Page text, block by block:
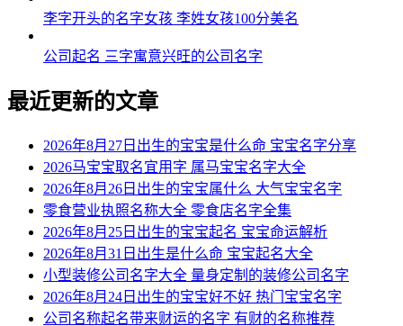
李字开头的名字女孩 李姓女孩100分美名
公司起名 三字寓意兴旺的公司名字
最近更新的文章
2026年8月27日出生的宝宝是什么命 宝宝名字分享
2026马宝宝取名宜用字 属马宝宝名字大全
2026年8月26日出生的宝宝属什么 大气宝宝名字
零食营业执照名称大全 零食店名字全集
2026年8月25日出生的宝宝起名 宝宝命运解析
2026年8月31日出生是什么命 宝宝起名大全
小型装修公司名字大全 量身定制的装修公司名字
2026年8月24日出生的宝宝好不好 热门宝宝名字
公司名称起名带来财运的名字 有财的名称推荐